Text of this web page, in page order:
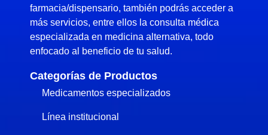
farmacia/dispensario, también podrás acceder a
más servicios, entre ellos la consulta médica
especializada en medicina alternativa, todo
enfocado al beneficio de tu salud.
Categorías de Productos
Medicamentos especializados
Línea institucional